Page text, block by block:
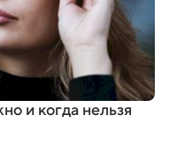
и когда нельзя